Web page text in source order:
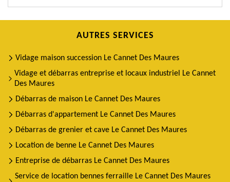
AUTRES SERVICES
Vidage maison succession Le Cannet Des Maures
Vidage et débarras entreprise et locaux industriel Le Cannet
Des Maures
Débarras de maison Le Cannet Des Maures
Débarras d'appartement Le Cannet Des Maures
Débarras de grenier et cave Le Cannet Des Maures
Location de benne Le Cannet Des Maures
Entreprise de débarras Le Cannet Des Maures
Service de location bennes ferraille Le Cannet Des Maures